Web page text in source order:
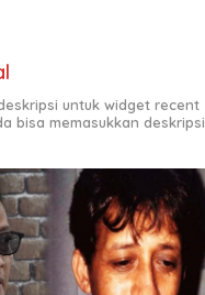
untuk widget recent
bisa memasukkan deskripsi